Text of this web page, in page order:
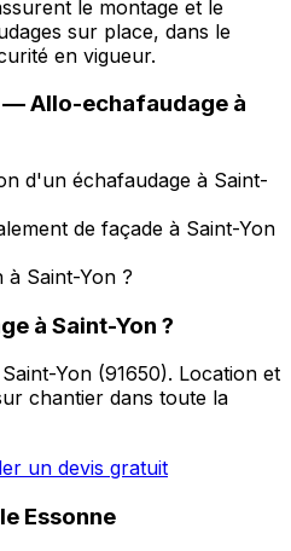
le montage et le
sur place, dans le
en vigueur.
—Allo-echafaudage à
d'un échafaudage à Saint-
de façade à Saint-Yon
à Saint-Yon ?
à Saint-Yon ?
Saint-Yon (91650). Location et
chantier dans toute la
un devis gratuit
Essonne